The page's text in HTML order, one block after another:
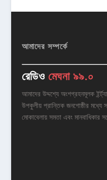
আমাদের সম্পর্কে
রেডিও মেঘনা ৯৯.০
আমাদের উদ্দশ্যে অংশগ্রহনমূলক
উপকুলীয় প্রান্তিক জনগোষ্ঠীর মধ্যে
মোকাবেলায় সমতা এবং